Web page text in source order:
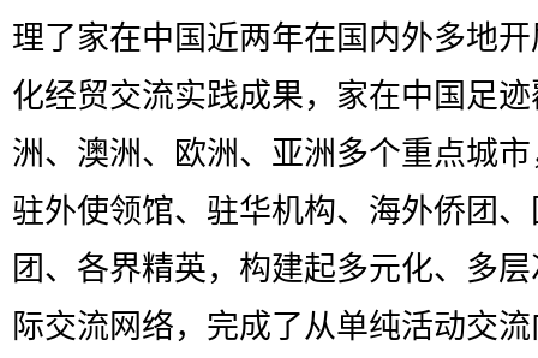
理了家在中国近两年在国内外多地
化经贸交流实践成果，家在中国足
洲、澳洲、欧洲、亚洲多个重点城
驻外使领馆、驻华机构、海外侨团
团、各界精英，构建起多元化、多
际交流网络，完成了从单纯活动交